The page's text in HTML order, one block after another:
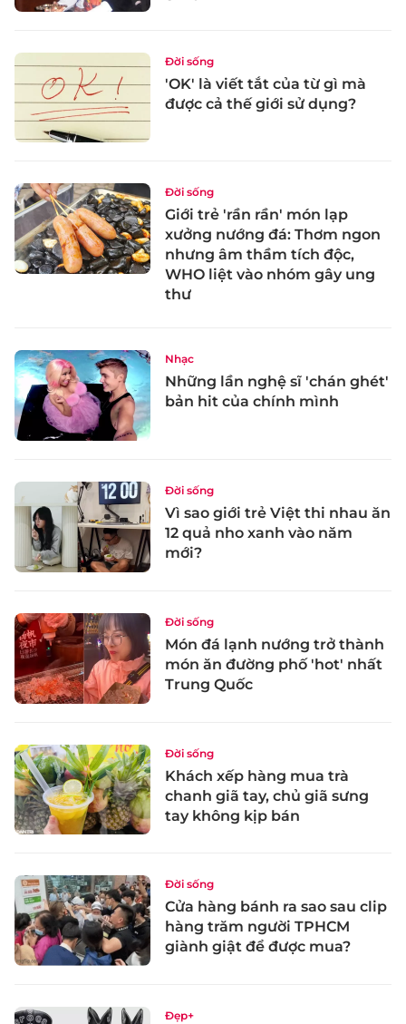
Đời sống
'OK' là viết tắt của từ gì mà
được cả thế giới sử dụng?
Đời sống
Giới trẻ 'rần rần' món lạp
xưởng nướng đá: Thơm ngon
nhưng âm thầm tích độc,
WHO liệt vào nhóm gây ung
thư
Nhạc
Những lần nghệ sĩ 'chán ghét'
bản hit của chính mình
Đời sống
Vì sao giới trẻ Việt thi nhau ăn
12 quả nho xanh vào năm
mới?
Đời sống
Món đá lạnh nướng trở thành
món ăn đường phố 'hot' nhất
Trung Quốc
Đời sống
Khách xếp hàng mua trà
chanh giã tay, chủ giã sưng
tay không kịp bán
Đời sống
Cửa hàng bánh ra sao sau clip
hàng trăm người TPHCM
giành giật để được mua?
Đẹp+